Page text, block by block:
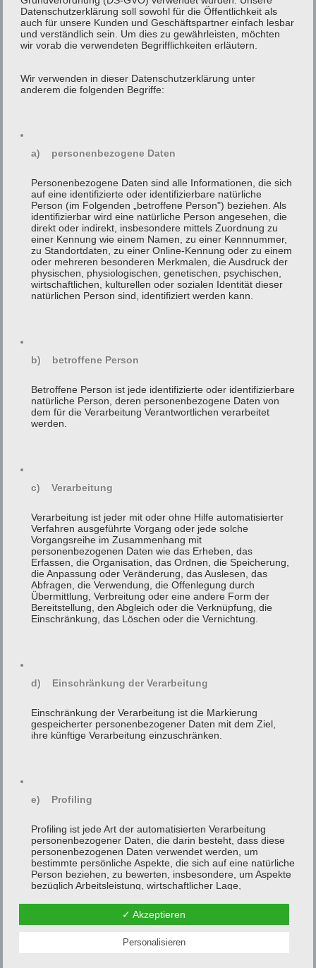
Wir wollen so sicherstellen, das wir Ihnen auch
gewährleisten können, das Ihr Auftrag
aufgenommen und bearbeitet werden kann oder
das wir Sie bei Fragen zurückrufen können.
* Pflichfeld
Ihr Name*
Ihre E-Mail-Adresse*
Ihre Telefon-Nummer bei Rückfragen*
Ihre Abhol-Adresse*
Ihre Ziel-Adresse*
Gewüschnte Abhol-Zeit*
Betreff*
bis 8 Personen
Rollstuhl (sitzend)
weitere Sonderheiten
Kinder (für die gesetzliche
grössere/sperrige Gepäckstücke
Fahrrad
Ihre Nachricht
Datenschutzerklärung soll sowohl für die Öffentlichkeit als
auch für unsere Kunden und Geschäftspartner einfach lesbar
und verständlich sein. Um dies zu gewährleisten, möchten
wir vorab die verwendeten Begrifflichkeiten erläutern.
Wir verwenden in dieser Datenschutzerklärung unter
anderem die folgenden Begriffe:
a) personenbezogene Daten
Personenbezogene Daten sind alle Informationen, die sich
auf eine identifizierte oder identifizierbare natürliche
Person (im Folgenden „betroffene Person") beziehen. Als
identifizierbar wird eine natürliche Person angesehen, die
direkt oder indirekt, insbesondere mittels Zuordnung zu
einer Kennung wie einem Namen, zu einer Kennnummer,
zu Standortdaten, zu einer Online-Kennung oder zu einem
oder mehreren besonderen Merkmalen, die Ausdruck der
physischen, physiologischen, genetischen, psychischen,
wirtschaftlichen, kulturellen oder sozialen Identität dieser
natürlichen Person sind, identifiziert werden kann.
b) betroffene Person
Betroffene Person ist jede identifizierte oder identifizierbare
natürliche Person, deren personenbezogene Daten von
dem für die Verarbeitung Verantwortlichen verarbeitet
werden.
c) Verarbeitung
Verarbeitung ist jeder mit oder ohne Hilfe automatisierter
Verfahren ausgeführte Vorgang oder jede solche
Vorgangsreihe im Zusammenhang mit
personenbezogenen Daten wie das Erheben, das
Erfassen, die Organisation, das Ordnen, die Speicherung,
die Anpassung oder Veränderung, das Auslesen, das
Abfragen, die Verwendung, die Offenlegung durch
Übermittlung, Verbreitung oder eine andere Form der
Bereitstellung, den Abgleich oder die Verknüpfung, die
Einschränkung, das Löschen oder die Vernichtung.
d) Einschränkung der Verarbeitung
Einschränkung der Verarbeitung ist die Markierung
gespeicherter personenbezogener Daten mit dem Ziel,
ihre künftige Verarbeitung einzuschränken.
e) Profiling
Profiling ist jede Art der automatisierten Verarbeitung
personenbezogener Daten, die darin besteht, dass diese
personenbezogenen Daten verwendet werden, um
bestimmte persönliche Aspekte, die sich auf eine natürliche
Person beziehen, zu bewerten, insbesondere, um Aspekte
bezüglich Arbeitsleistung, wirtschaftlicher Lage,
dieser natürlichen Person zu analysieren oder
✓ Akzeptieren
Personalisieren